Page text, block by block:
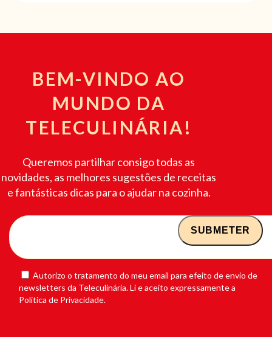
BEM-VINDO AO
MUNDO DA
TELECULINÁRIA!
Queremos partilhar consigo todas as
novidades, as melhores sugestões de receitas
e fantásticas dicas para o ajudar na cozinha.
Autorizo o tratamento do meu email para efeito de envio de
newsletters da Teleculinária. Li e aceito expressamente a
Política de Privacidade.